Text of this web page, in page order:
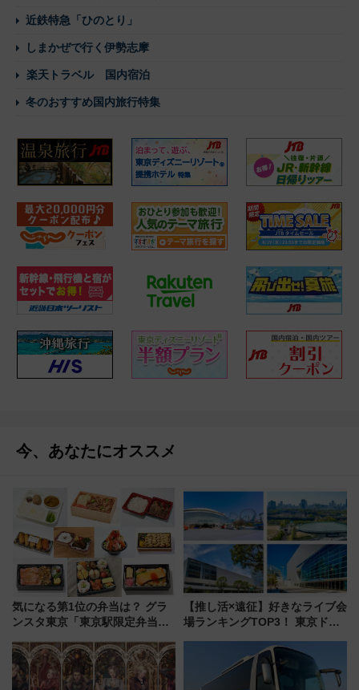
近鉄特急「ひのとり」
しまかぜで行く伊勢志摩
楽天トラベル 国内宿泊
冬のおすすめ国内旅行特集
今、あなたにオススメ
気になる第1位の弁当は？ グラ
ンスタ東京「東京駅限定弁当
【推し活×遠征】好きなライブ会
場ランキングTOP3！ 東京ドー
由と交通アクセス術、ライブ会
場に何を求める？